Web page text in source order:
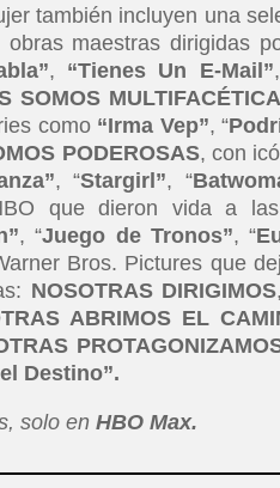
también incluyen una
obras maestras dirigidas
, “Tienes Un E-Mail”
SOMOS
como“Irma Vep”, “
PODEROSAS, con
, “Stargirl”, “
que dieron vida a las
, “Juego de Tronos”, “
Bros. Pictures que
NOSOTRAS DIRIGIMOS
ABRIMOS EL
Destino”.
solo enHBO Max.